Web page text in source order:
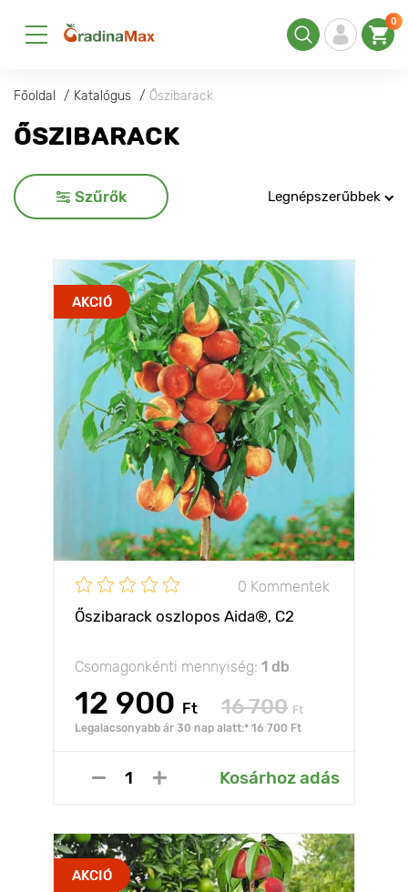
0
Főoldal Katalógus Őszibarack
ŐSZIBARACK
Szűrők Legnépszerűbbek
AKCIÓ
0 Kommentek
Őszibarack oszlopos Aida®, C2
Csomagonkénti mennyiség: 1 db
12 900 Ft 16 700 Ft
Legalacsonyabb ár 30 nap alatt:* 16 700 Ft
Kosárhoz adás
AKCIÓ